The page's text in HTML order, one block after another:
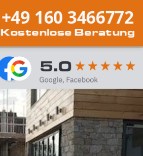
+49 160 3466772
Kostenlose Beratung